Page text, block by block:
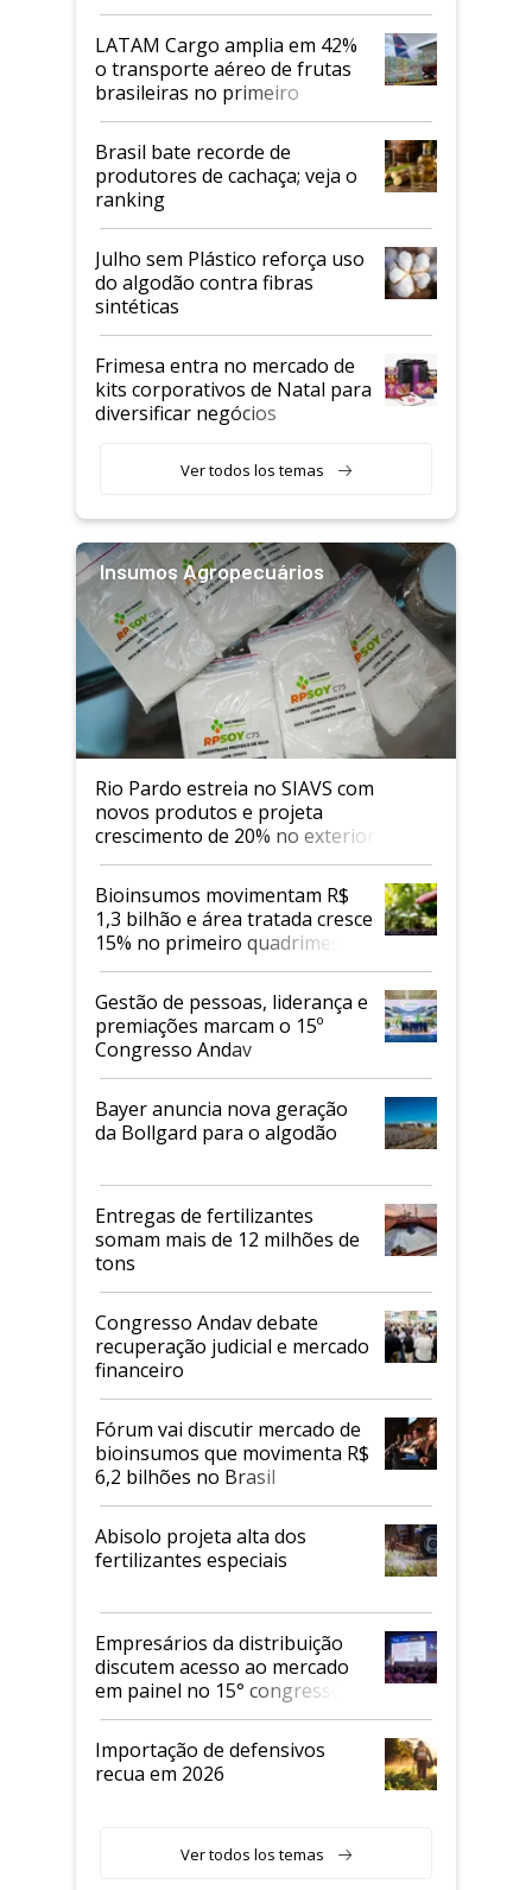
LATAM Cargo amplia em 42%
o transporte aéreo de frutas
brasileiras no primeiro
semestre
Brasil bate recorde de
produtores de cachaça; veja o
ranking
Julho sem Plástico reforça uso
do algodão contra fibras
sintéticas
Frimesa entra no mercado de
kits corporativos de Natal para
diversificar negócios
Ver todos los temas
Insumos Agropecuários
Rio Pardo estreia no SIAVS com
novos produtos e projeta
crescimento de 20% no exterior
Bioinsumos movimentam R$
1,3 bilhão e área tratada cresce
15% no primeiro quadrimestre
de 2026
Gestão de pessoas, liderança e
premiações marcam o 15º
Congresso Andav
Bayer anuncia nova geração
da Bollgard para o algodão
Entregas de fertilizantes
somam mais de 12 milhões de
tons
Congresso Andav debate
recuperação judicial e mercado
financeiro
Fórum vai discutir mercado de
bioinsumos que movimenta R$
6,2 bilhões no Brasil
Abisolo projeta alta dos
fertilizantes especiais
Empresários da distribuição
discutem acesso ao mercado
em painel no 15° congresso
Andav
Importação de defensivos
recua em 2026
Ver todos los temas